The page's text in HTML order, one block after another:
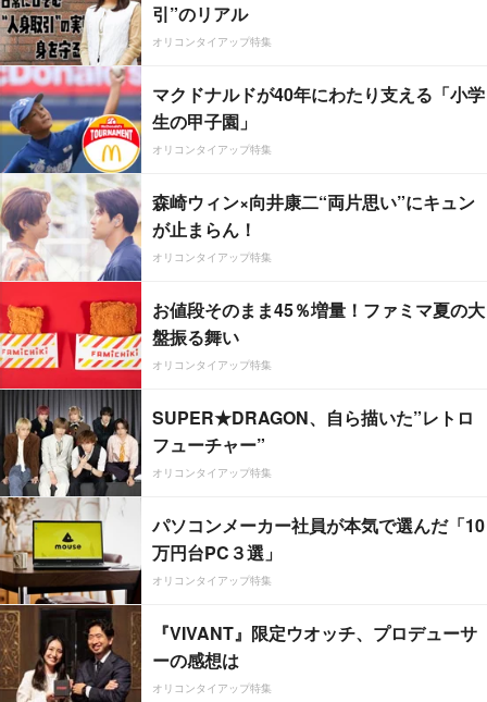
引”のリアル
オリコンタイアップ特集
マクドナルドが40年にわたり支える「小学
生の甲子園」
オリコンタイアップ特集
森崎ウィン×向井康二“両片思い”にキュン
が止まらん！
オリコンタイアップ特集
お値段そのまま45％増量！ファミマ夏の大
盤振る舞い
オリコンタイアップ特集
SUPER★DRAGON、自ら描いた”レトロ
フューチャー”
オリコンタイアップ特集
パソコンメーカー社員が本気で選んだ「10
万円台PC３選」
オリコンタイアップ特集
『VIVANT』限定ウオッチ、プロデューサ
ーの感想は
オリコンタイアップ特集